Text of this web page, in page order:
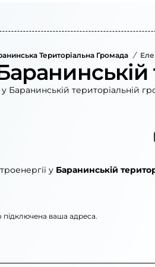
Територіальна Громада /
Баранинській територіальній
у Баранинській
підключена ваша адреса.